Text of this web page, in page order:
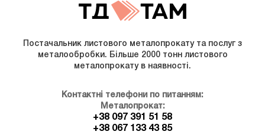
Постачальник листового металопрокату та послуг з
металообробки. Більше 2000 тонн листового
металопрокату в наявності.
Контактні телефони по питанням:
Металопрокат:
+38 097 391 51 58
+38 067 133 43 85